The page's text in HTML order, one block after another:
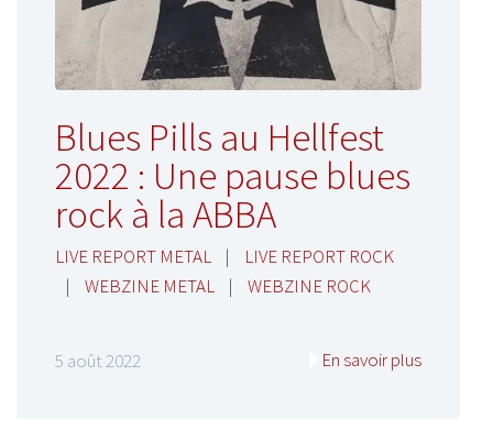
Blues Pills au Hellfest
2022 : Une pause blues
rock à la ABBA
LIVE REPORT METAL |
LIVE REPORT ROCK
|
WEBZINE METAL | WEBZINE ROCK
5 août 2022 En savoir plus